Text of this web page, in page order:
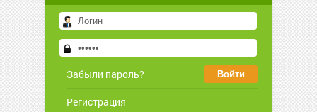
Забыли пароль?
Регистрация